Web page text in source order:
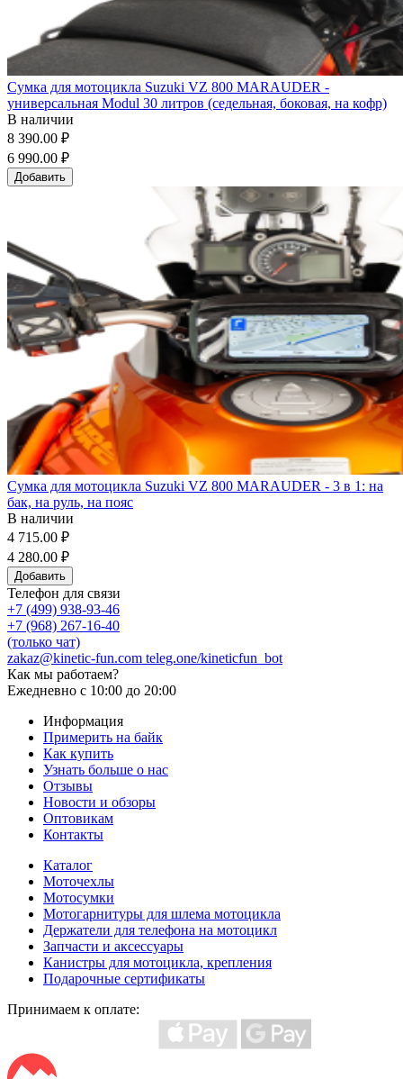
Сумка для мотоцикла Suzuki VZ 800 MARAUDER -
универсальная Modul 30 литров (седельная, боковая, на кофр)
В наличии
8 390.00 ₽
6 990.00 ₽
Добавить
Сумка для мотоцикла Suzuki VZ 800 MARAUDER - 3 в 1: на
бак, на руль, на пояс
В наличии
4 715.00 ₽
4 280.00 ₽
Добавить
Телефон для связи
+7 (499) 938-93-46
+7 (968) 267-16-40
(только чат)
zakaz@kinetic-fun.com teleg.one/kineticfun_bot
Как мы работаем?
Ежедневно с 10:00 до 20:00
Информация
Примерить на байк
Как купить
Узнать больше о нас
Отзывы
Новости и обзоры
Оптовикам
Контакты
Каталог
Моточехлы
Мотосумки
Мотогарнитуры для шлема мотоцикла
Держатели для телефона на мотоцикл
Запчасти и аксессуары
Канистры для мотоцикла, крепления
Подарочные сертификаты
Принимаем к оплате: